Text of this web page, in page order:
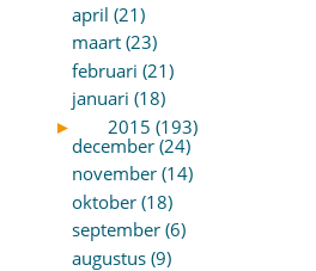
april (21)
maart (23)
februari (21)
januari (18)
►
2015 (193)
december (24)
november (14)
oktober (18)
september (6)
augustus (9)